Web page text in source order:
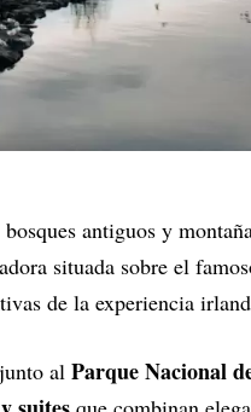
antiguos y
situada sobre el
de la experiencia
al Parque Nacional